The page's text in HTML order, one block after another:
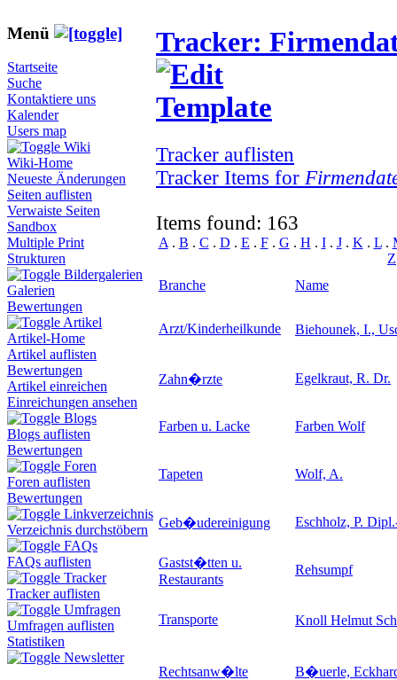
Menü
Startseite
Suche
Kontaktiere uns
Kalender
Users map
Wiki
Wiki-Home
Neueste Änderungen
Seiten auflisten
Verwaiste Seiten
Sandbox
Multiple Print
Strukturen
Bildergalerien
Galerien
Bewertungen
Artikel
Artikel-Home
Artikel auflisten
Bewertungen
Artikel einreichen
Einreichungen ansehen
Blogs
Blogs auflisten
Bewertungen
Foren
Foren auflisten
Bewertungen
Linkverzeichnis
Verzeichnis durchstöbern
FAQs
FAQs auflisten
Tracker
Tracker auflisten
Umfragen
Umfragen auflisten
Statistiken
Newsletter
Tracker:
Tracker auflisten
Tracker Items for
Items found: 163
A . B . C . D . E . F. G . H . I. J. K . L.
Z
Branche
Name
Arzt/Kinderheilkunde Biehounek, I.,
Zahn�rzte Egelkraut, R. Dr.
Farben u. Lacke Farben Wolf
Tapeten Wolf, A.
Geb�udereinigung Eschholz, P.
Gastst�tten u.
Restaurants
Rehsumpf
Transporte Knoll Helmut
Rechtsanw�lte B�uerle,